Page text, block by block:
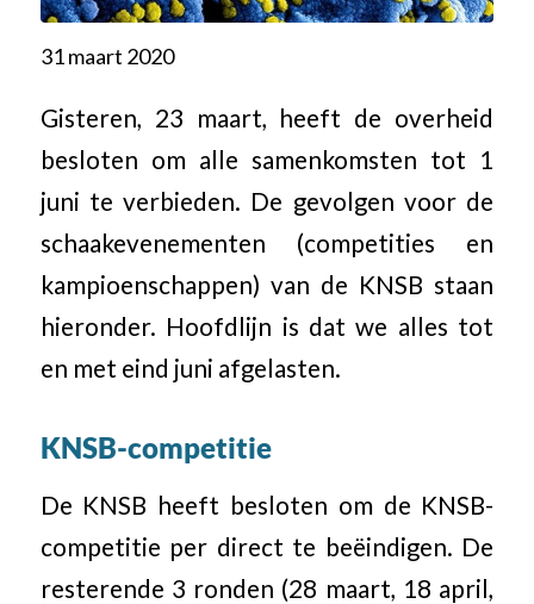
31 maart 2020
Gisteren, 23 maart, heeft de overheid
besloten om alle samenkomsten tot 1
juni te verbieden. De gevolgen voor de
schaakevenementen (competities en
kampioenschappen) van de KNSB staan
hieronder. Hoofdlijn is dat we alles tot
en met eind juni afgelasten.
KNSB-competitie
De KNSB heeft besloten om de KNSB-
competitie per direct te beëindigen. De
resterende 3 ronden (28 maart, 18 april,